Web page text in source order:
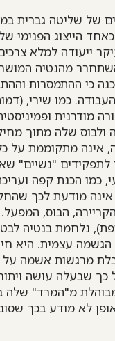
של שליטה גברית
הייצוג הפנימי
ייעודה למלא
מהנטיה
כי ההתמסרות
כמו שירי,
מודרנית
ולבוס שלה מתוך
אינה מתקוממת על
לתפקידים "נשיים"
כמו הכנת קפה
אינה מודעת לכך
הבוס,
נלחמת בנטיה
עצמית. היא
מרגשות אשמה
כך שבעלה עושה
מ"המרד" שלה
לא מודע בכך